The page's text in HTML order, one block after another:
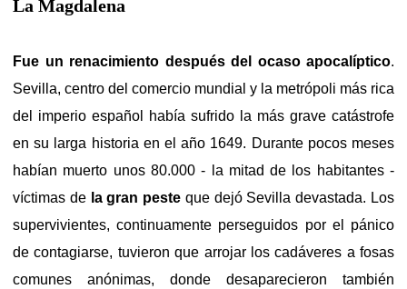
La Magdalena
Fue un renacimiento después del ocaso apocalíptico.
Sevilla, centro del comercio mundial y la metrópoli más rica
del imperio español había sufrido la más grave catástrofe
en su larga historia en el año 1649. Durante pocos meses
habían muerto unos 80.000 - la mitad de los habitantes -
víctimas de la gran peste que dejó Sevilla devastada. Los
supervivientes, continuamente perseguidos por el pánico
de contagiarse, tuvieron que arrojar los cadáveres a fosas
comunes anónimas, donde desaparecieron también